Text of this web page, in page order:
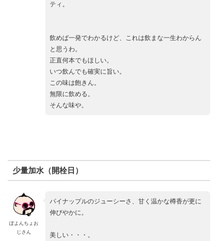
ティ。
飲めば一発でわかるけど、これは飲まな一生わからん
と思うわ。
正直何本でもほしい。
いつ飲んでも確実に旨い。
この味は飽きん。
無限に飲める。
そんな味や。
少量加水（開栓日）
ぽよんちょお
じさん
パイナップルのジューシーさ、甘く温かな樽香が更に
伸びやかに。
美しい・・・。